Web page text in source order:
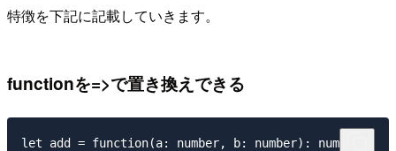
特徴を下記に記載していきます。
functionを=>で置き換えできる
let add = function(a: number, b: number): number {